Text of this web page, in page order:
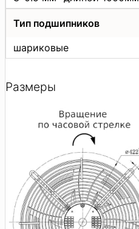
Тип подшипников
шариковые
Размеры